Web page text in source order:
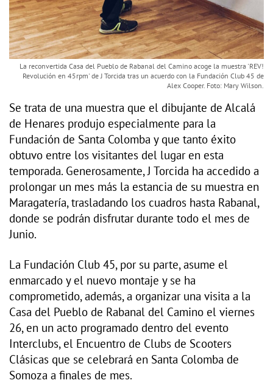
La reconvertida Casa del Pueblo de Rabanal del Camino acoge la muestra 'REV!
Revolución en 45rpm' de J Torcida tras un acuerdo con la Fundación Club 45 de
Alex Cooper. Foto: Mary Wilson.
Se trata de una muestra que el dibujante de Alcalá
de Henares produjo especialmente para la
Fundación de Santa Colomba y que tanto éxito
obtuvo entre los visitantes del lugar en esta
temporada. Generosamente, J Torcida ha accedido a
prolongar un mes más la estancia de su muestra en
Maragatería, trasladando los cuadros hasta Rabanal,
donde se podrán disfrutar durante todo el mes de
Junio.
La Fundación Club 45, por su parte, asume el
enmarcado y el nuevo montaje y se ha
comprometido, además, a organizar una visita a la
Casa del Pueblo de Rabanal del Camino el viernes
26, en un acto programado dentro del evento
Interclubs, el Encuentro de Clubs de Scooters
Clásicas que se celebrará en Santa Colomba de
Somoza a finales de mes.